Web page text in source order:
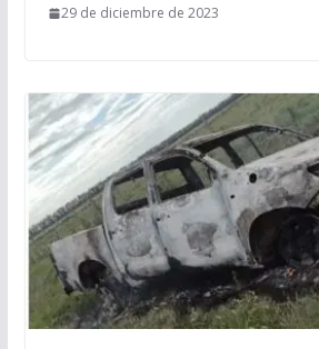
29 de diciembre de 2023